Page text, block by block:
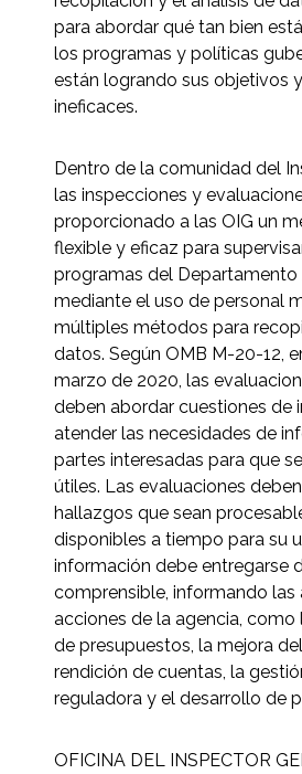
para abordar qué tan bien
los programas y políticas
están logrando sus objetivos
ineficaces.
Dentro de la comunidad del
las inspecciones y
proporcionado a las OIG un
flexible y eficaz para
programas del
mediante el uso de personal
múltiples métodos para
datos. Según OMB M-20-12,
marzo de 2020, las
deben abordar cuestiones de
atender las necesidades de
partes interesadas para que
útiles. Las evaluaciones
hallazgos que sean
disponibles a tiempo para su
información debe entregarse
comprensible, informando las
acciones de la agencia, como
de presupuestos, la mejora
rendición de cuentas, la
reguladora y el desarrollo de
OFICINA DEL INSPECTOR